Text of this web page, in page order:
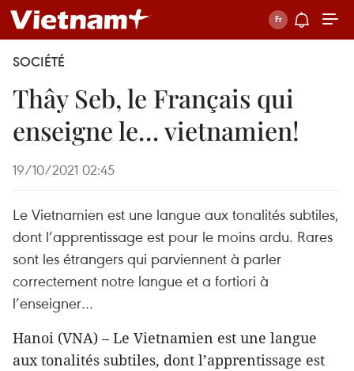
SOCIÉTÉ
Thây Seb, le Français qui
enseigne le… vietnamien!
19/10/2021 02:45
Le Vietnamien est une langue aux tonalités subtiles,
dont l’apprentissage est pour le moins ardu. Rares
sont les étrangers qui parviennent à parler
correctement notre langue et a fortiori à
l’enseigner…
Hanoi (VNA) – Le Vietnamien est une langue
aux tonalités subtiles, dont l’apprentissage est